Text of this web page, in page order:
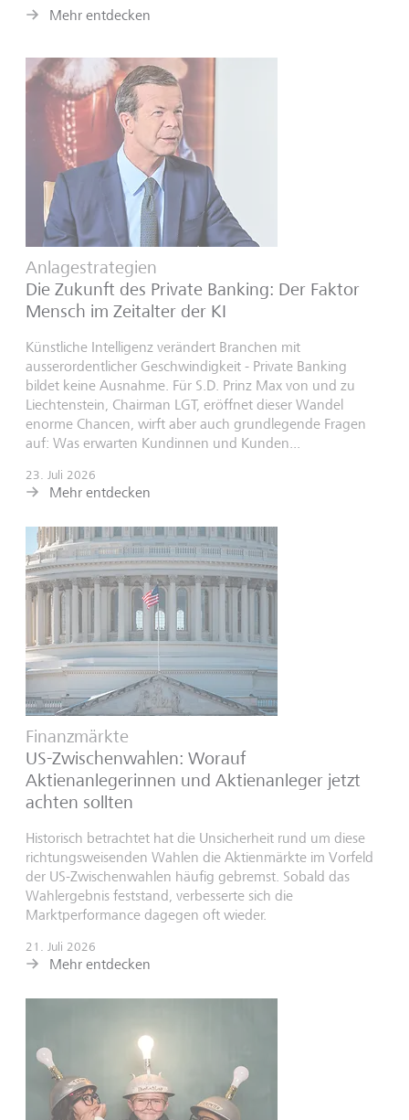
Mehr entdecken
Anlagestrategien
Die Zukunft des Private Banking: Der Faktor
Mensch im Zeitalter der KI
Künstliche Intelligenz verändert Branchen mit
ausserordentlicher Geschwindigkeit - Private Banking
bildet keine Ausnahme. Für S.D. Prinz Max von und zu
Liechtenstein, Chairman LGT, eröffnet dieser Wandel
enorme Chancen, wirft aber auch grundlegende Fragen
auf: Was erwarten Kundinnen und Kunden...
23. Juli 2026
Mehr entdecken
Finanzmärkte
US-Zwischenwahlen: Worauf
Aktienanlegerinnen und Aktienanleger jetzt
achten sollten
Historisch betrachtet hat die Unsicherheit rund um diese
richtungsweisenden Wahlen die Aktienmärkte im Vorfeld
der US-Zwischenwahlen häufig gebremst. Sobald das
Wahlergebnis feststand, verbesserte sich die
Marktperformance dagegen oft wieder.
21. Juli 2026
Mehr entdecken